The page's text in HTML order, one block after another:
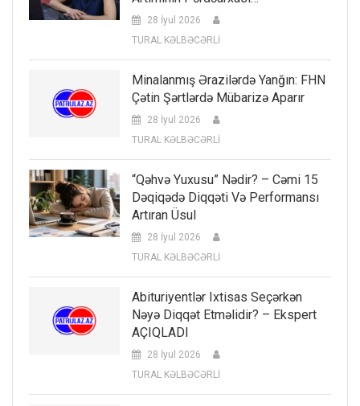
28 İyul 2026
TURAL KƏLBƏCƏRLİ
Minalanmış Ərazilərdə Yanğın: FHN
Çətin Şərtlərdə Mübarizə Aparır
28 İyul 2026
TURAL KƏLBƏCƏRLİ
“Qəhvə Yuxusu” Nədir? – Cəmi 15
Dəqiqədə Diqqəti Və Performansı
Artıran Üsul
28 İyul 2026
TURAL KƏLBƏCƏRLİ
Abituriyentlər Ixtisas Seçərkən
Nəyə Diqqət Etməlidir? – Ekspert
AÇIQLADI
28 İyul 2026
TURAL KƏLBƏCƏRLİ